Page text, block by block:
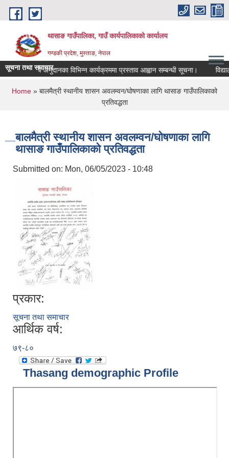
Skip to main content
थासाङ गाउँपालिका, गाउँ कार्यपालिकाको कार्यालय
गण्डकी प्रदेश, मुस्ताङ, नेपाल
सूचना तथा समाचार
कृषि अनुदानका विभिन्न कार्यक्रममा प्रस्ताव आह्वान सम्बन्धी सूचना।
You are here
Home » बालमैत्री स्थानीय शासन अवलम्वन/घोषणाका लागि थासाङ गाउँपालिकाको
प्रतिवद्धता
बालमैत्री स्थानीय शासन अवलम्वन/घोषणाका लागि
थासाङ गाउँपालिकाको प्रतिवद्धता
Submitted on: Mon, 06/05/2023 - 10:48
प्रकार:
सूचना तथा समाचार
आर्थिक वर्ष:
७९-८०
Thasang demographic Profile